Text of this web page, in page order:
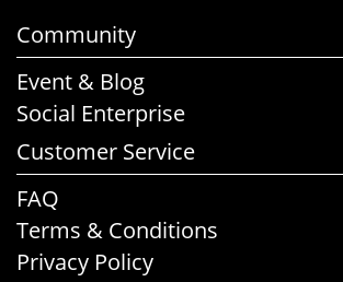
Community
Event & Blog
Social Enterprise
Customer Service
FAQ
Terms & Conditions
Privacy Policy